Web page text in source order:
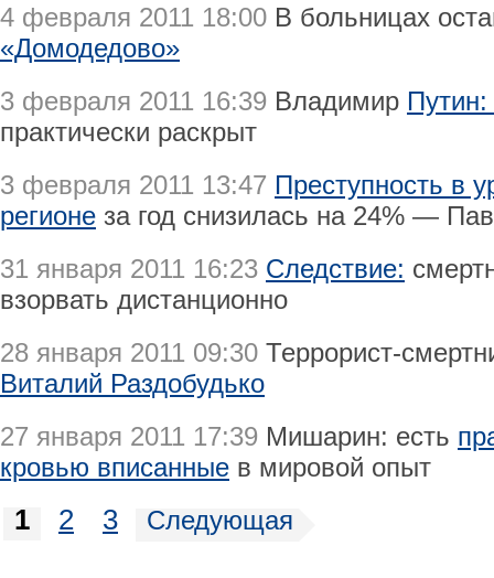
4 февраля 2011 18:00 В больницах
«Домодедово»
3 февраля 2011 16:39 Владимир
практически раскрыт
3 февраля 2011 13:47 Преступность в
регионе за год снизилась на 24% —
31 января 2011 16:23 Следствие:
взорвать дистанционно
28 января 2011 09:30 Террорист-
Виталий Раздобудько
27 января 2011 17:39 Мишарин: есть
кровью вписанные в мировой опыт
1 2 3 Следующая